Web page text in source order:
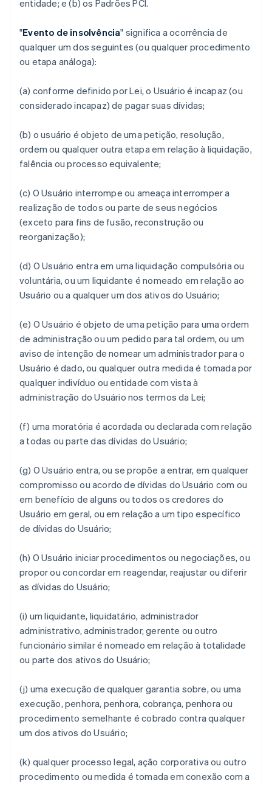
entidade; e (b) os Padrões PCI.
"Evento de insolvência" significa a ocorrência de
qualquer um dos seguintes (ou qualquer procedimento
ou etapa análoga):
(a) conforme definido por Lei, o Usuário é incapaz (ou
considerado incapaz) de pagar suas dívidas;
(b) o usuário é objeto de uma petição, resolução,
ordem ou qualquer outra etapa em relação à liquidação,
falência ou processo equivalente;
(c) O Usuário interrompe ou ameaça interromper a
realização de todos ou parte de seus negócios
(exceto para fins de fusão, reconstrução ou
reorganização);
(d) O Usuário entra em uma liquidação compulsória ou
voluntária, ou um liquidante é nomeado em relação ao
Usuário ou a qualquer um dos ativos do Usuário;
(e) O Usuário é objeto de uma petição para uma ordem
de administração ou um pedido para tal ordem, ou um
aviso de intenção de nomear um administrador para o
Usuário é dado, ou qualquer outra medida é tomada por
qualquer indivíduo ou entidade com vista à
administração do Usuário nos termos da Lei;
(f) uma moratória é acordada ou declarada com relação
a todas ou parte das dívidas do Usuário;
(g) O Usuário entra, ou se propõe a entrar, em qualquer
compromisso ou acordo de dívidas do Usuário com ou
em benefício de alguns ou todos os credores do
Usuário em geral, ou em relação a um tipo específico
de dívidas do Usuário;
(h) O Usuário iniciar procedimentos ou negociações, ou
propor ou concordar em reagendar, reajustar ou diferir
as dívidas do Usuário;
(i) um liquidante, liquidatário, administrador
administrativo, administrador, gerente ou outro
funcionário similar é nomeado em relação à totalidade
ou parte dos ativos do Usuário;
(j) uma execução de qualquer garantia sobre, ou uma
execução, penhora, penhora, cobrança, penhora ou
procedimento semelhante é cobrado contra qualquer
um dos ativos do Usuário;
(k) qualquer processo legal, ação corporativa ou outro
procedimento ou medida é tomada em conexão com a